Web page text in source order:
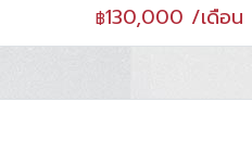
฿130,000 /เดือน